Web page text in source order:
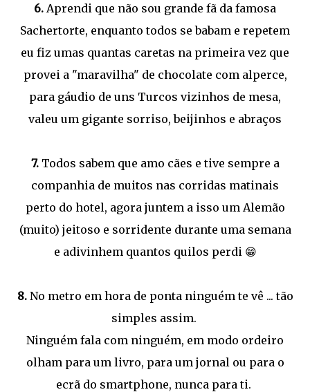
6. Aprendi que não sou grande fã da famosa
Sachertorte, enquanto todos se babam e repetem
eu fiz umas quantas caretas na primeira vez que
provei a "maravilha" de chocolate com alperce,
para gáudio de uns Turcos vizinhos de mesa,
valeu um gigante sorriso, beijinhos e abraços
7.Todos sabem que amo cães e tive sempre a
companhia de muitos nas corridas matinais
perto do hotel, agora juntem a isso um Alemão
(muito) jeitoso e sorridente durante uma semana
e adivinhem quantos quilos perdi 😁
8.No metro em hora de ponta ninguém te vê ... tão
simples assim.
Ninguém fala com ninguém, em modo ordeiro
olham para um livro, para um jornal ou para o
ecrã do smartphone, nunca para ti.